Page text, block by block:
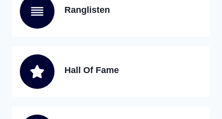
Ranglisten
Hall Of Fame